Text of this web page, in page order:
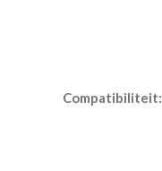
Compatibiliteit: